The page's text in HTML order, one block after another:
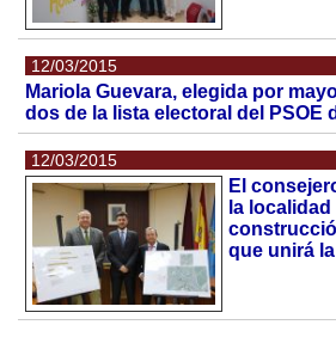
12/03/2015
Mariola Guevara, elegida por
dos de la lista electoral del PSOE
12/03/2015
El
la
que unirá